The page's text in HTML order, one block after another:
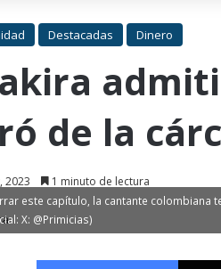
Destacadas Dinero
de la
2023 1 minuto de lectura
este capítulo, la cantante colombiana
X: @Primicias)